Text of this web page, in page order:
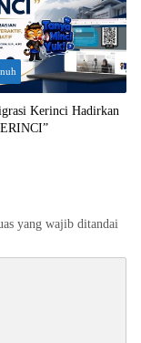
Kerinci Hadirkan
yang wajib ditandai